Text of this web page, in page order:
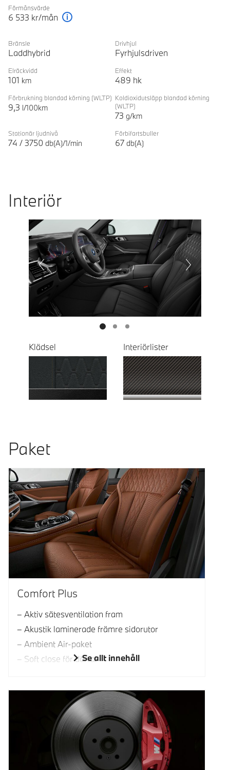
Förmånsvärde
6 533 kr/mån
Bränsle
Laddhybrid
Drivhjul
Fyrhjulsdriven
Elräckvidd
101 km
Effekt
489 hk
Förbrukning blandad körning (WLTP)
9,3 l/100km
Koldioxidutsläpp blandad körning
(WLTP)
73 g/km
Stationär ljudnivå
74 / 3750 db(A)/1/min
Förbifartsbuller
67 db(A)
Interiör
Prevoius
Next
Klädsel Interiörlister
Paket
Comfort Plus
Aktiv sätesventilation fram
Akustik laminerade främre sidorutor
Ambient Air-paket
Soft close för dörrarSe allt innehåll